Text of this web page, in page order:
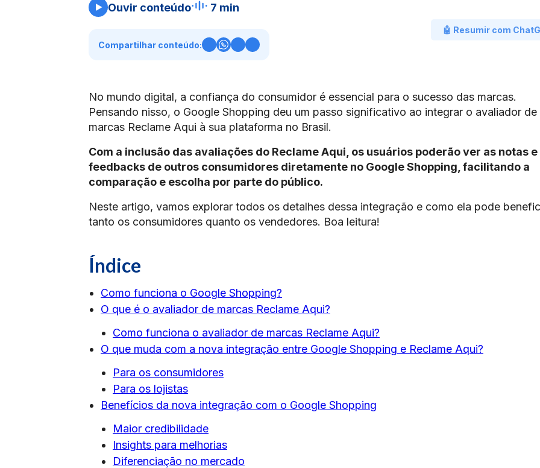
Ouvir conteúdo 7 min
🤖 Resumir com
Compartilhar conteúdo:
No mundo digital, a confiança do consumidor é essencial para o sucesso das marcas.
Pensando nisso, o Google Shopping deu um passo significativo ao integrar o avaliador de
marcas Reclame Aqui à sua plataforma no Brasil.
Com a inclusão das avaliações do Reclame Aqui, os usuários poderão ver as notas e
feedbacks de outros consumidores diretamente no Google Shopping, facilitando a
comparação e escolha por parte do público.
Neste artigo, vamos explorar todos os detalhes dessa integração e como ela pode
tanto os consumidores quanto os vendedores. Boa leitura!
Índice
Como funciona o Google Shopping?
O que é o avaliador de marcas Reclame Aqui?
Como funciona o avaliador de marcas Reclame Aqui?
O que muda com a nova integração entre Google Shopping e Reclame Aqui?
Para os consumidores
Para os lojistas
Benefícios da nova integração com o Google Shopping
Maior credibilidade
Insights para melhorias
Diferenciação no mercado